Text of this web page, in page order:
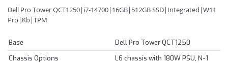
Dell Pro Tower QCT1250|i7-14700|16GB|512GB SSD|Integrated|W11
Pro|Kb|TPM
Base
Dell Pro Tower QCT1250
Chassis Options
L6 chassis with 180W PSU, N-1